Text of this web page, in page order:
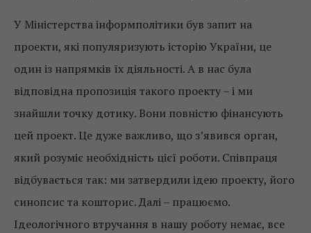
У Міністерства інформполітики був запит на
проекти, які популяризують історію України, це
один із напрямків їх діяльності. А в нас була
відповідна пропозиція такого проекту – і ми
знайшли точку дотику. Вони повністю фінансують
цей проект. Це дуже важливо, що з’явився орган,
який розуміє необхідність цієї роботи. Співпраця
відбувається так: ми затвердили ідею проекту, його
синопсис та кошторис. Далі – працюємо.
Ідеологічного втручання в нашу роботу немає, все